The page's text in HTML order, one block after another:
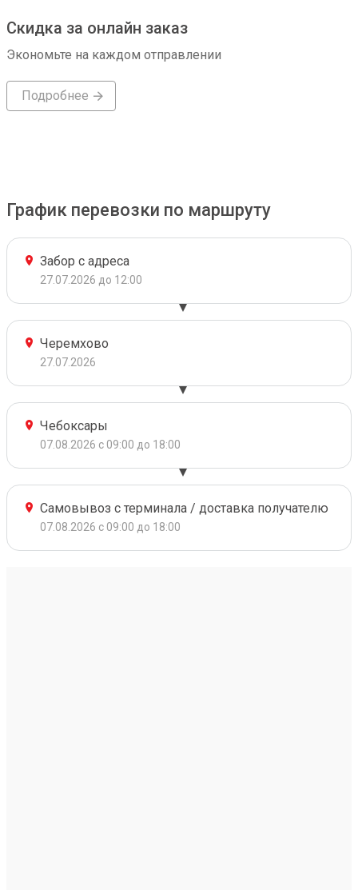
Скидка за онлайн заказ
Экономьте на каждом отправлении
Подробнее
График перевозки по маршруту
Забор с адреса
27.07.2026 до 12:00
Черемхово
27.07.2026
Чебоксары
07.08.2026 с 09:00 до 18:00
Самовывоз с терминала / доставка получателю
07.08.2026 с 09:00 до 18:00